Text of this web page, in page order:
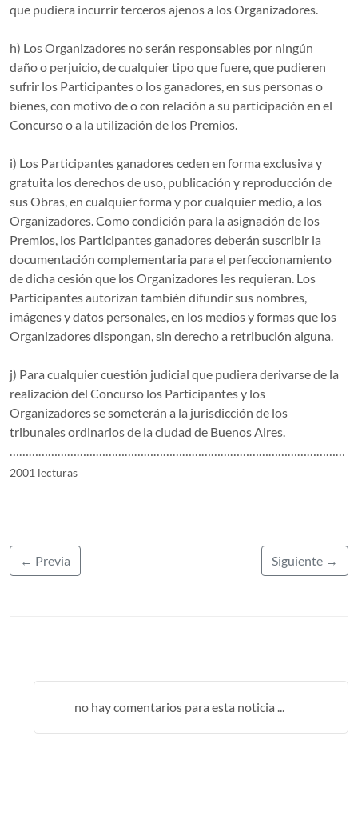
que pudiera incurrir terceros ajenos a los Organizadores.
h) Los Organizadores no serán responsables por ningún
daño o perjuicio, de cualquier tipo que fuere, que pudieren
sufrir los Participantes o los ganadores, en sus personas o
bienes, con motivo de o con relación a su participación en el
Concurso o a la utilización de los Premios.
i) Los Participantes ganadores ceden en forma exclusiva y
gratuita los derechos de uso, publicación y reproducción de
sus Obras, en cualquier forma y por cualquier medio, a los
Organizadores. Como condición para la asignación de los
Premios, los Participantes ganadores deberán suscribir la
documentación complementaria para el perfeccionamiento
de dicha cesión que los Organizadores les requieran. Los
Participantes autorizan también difundir sus nombres,
imágenes y datos personales, en los medios y formas que los
Organizadores dispongan, sin derecho a retribución alguna.
j) Para cualquier cuestión judicial que pudiera derivarse de la
realización del Concurso los Participantes y los
Organizadores se someterán a la jurisdicción de los
tribunales ordinarios de la ciudad de Buenos Aires.
2001 lecturas
← Previa Siguiente →
no hay comentarios para esta noticia ...